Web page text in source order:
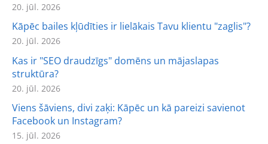
20. jūl. 2026
Kāpēc bailes kļūdīties ir lielākais Tavu klientu "zaglis"?
20. jūl. 2026
Kas ir "SEO draudzīgs" domēns un mājaslapas
struktūra?
20. jūl. 2026
Viens šāviens, divi zaķi: Kāpēc un kā pareizi savienot
Facebook un Instagram?
15. jūl. 2026